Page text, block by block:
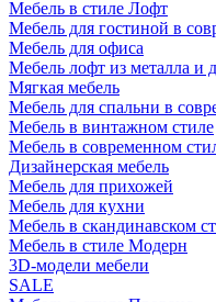
Мебель в стиле Лофт
Мебель для гостиной в
Мебель для офиса
Мебель лофт из металла и
Мягкая мебель
Мебель для спальни в
Мебель в винтажном стиле
Мебель в современном
Дизайнерская мебель
Мебель для прихожей
Мебель для кухни
Мебель в скандинавском
Мебель в стиле Модерн
3D-модели мебели
SALE